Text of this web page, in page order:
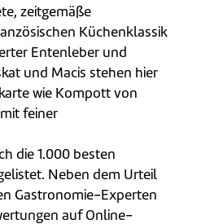
zeitgemäße
Küchenklassik
Entenleber und
und Macis stehen hier
wie Kompott von
feiner
die 1.000 besten
Neben dem Urteil
Gastronomie-Experten
auf Online-